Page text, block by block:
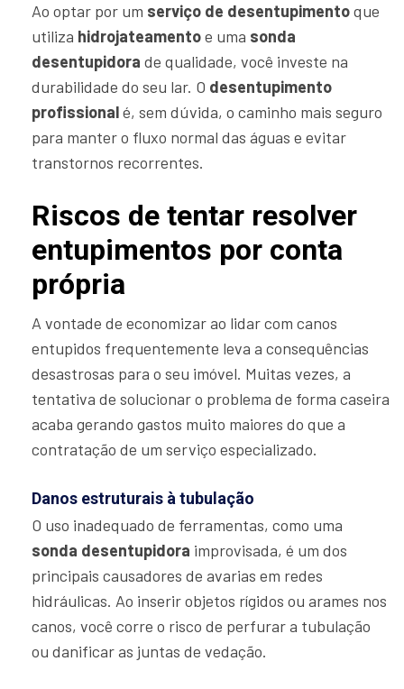
Ao optar por um serviço de desentupimentoque
utiliza hidrojateamentoe uma sonda
desentupidora de qualidade, você investe na
durabilidade do seu lar. O desentupimento
profissionalé, sem dúvida, o caminho mais seguro
para manter o fluxo normal das águas e evitar
transtornos recorrentes.
Riscos de tentar resolver
entupimentos por conta
própria
A vontade de economizar ao lidar com canos
entupidos frequentemente leva a consequências
desastrosas para o seu imóvel. Muitas vezes, a
tentativa de solucionar o problema de forma caseira
acaba gerando gastos muito maiores do que a
contratação de um serviço especializado.
Danos estruturais à tubulação
O uso inadequado de ferramentas, como uma
sonda desentupidora improvisada, é um dos
principais causadores de avarias em redes
hidráulicas. Ao inserir objetos rígidos ou arames nos
canos, você corre o risco de perfurar a tubulação
ou danificar as juntas de vedação.